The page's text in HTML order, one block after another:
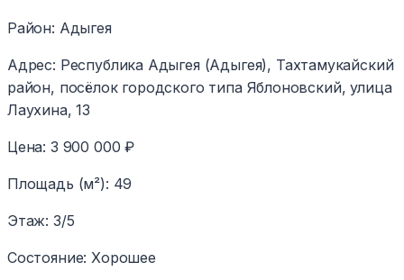
Район: Адыгея
Адрес: Республика Адыгея (Адыгея), Тахтамукайский
район, посёлок городского типа Яблоновский, улица
Лаухина, 13
Цена: 3 900 000 ₽
Площадь (м²): 49
Этаж: 3/5
Состояние: Хорошее